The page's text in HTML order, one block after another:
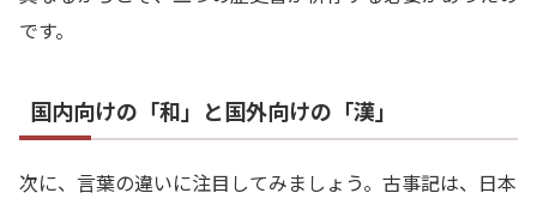
です。
国内向けの「和」と国外向けの「漢」
次に、言葉の違いに注目してみましょう。古事記は、日本